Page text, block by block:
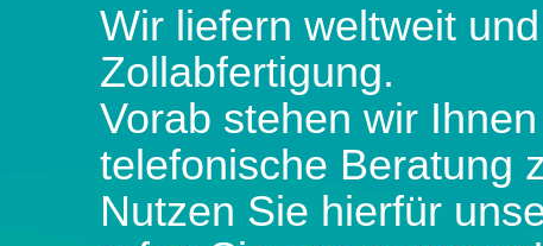
Wir liefern weltweit
Zollabfertigung.
Vorab stehen wir
telefonische Beratung
Nutzen Sie hierfür